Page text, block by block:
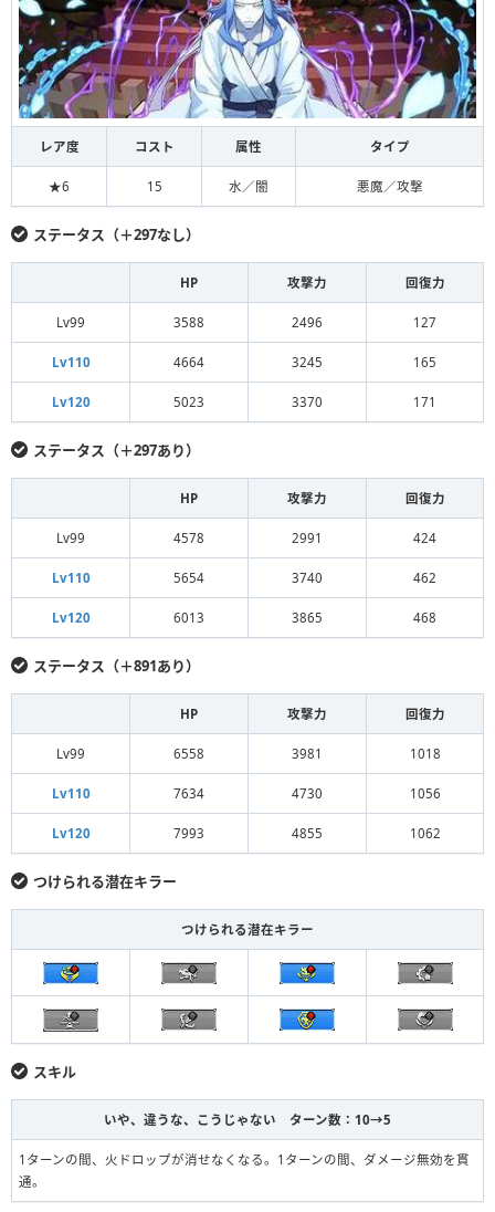
レア度 コスト 属性 タイプ
★6 15 水／闇 悪魔／攻撃
ステータス（＋297なし）
HP 攻撃力 回復力
Lv99 3588 2496 127
Lv110 4664 3245 165
Lv120 5023 3370 171
ステータス（＋297あり）
HP 攻撃力 回復力
Lv99 4578 2991 424
Lv110 5654 3740 462
Lv120 6013 3865 468
ステータス（＋891あり）
HP 攻撃力 回復力
Lv99 6558 3981 1018
Lv110 7634 4730 1056
Lv120 7993 4855 1062
つけられる潜在キラー
つけられる潜在キラー
スキル
いや、違うな、こうじゃない ターン数：10→5
1ターンの間、火ドロップが消せなくなる。1ターンの間、ダメージ無効を貫
通。